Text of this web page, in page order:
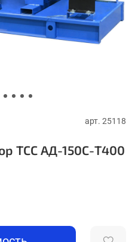
арт. 25118
ТСС АД-150С-Т400